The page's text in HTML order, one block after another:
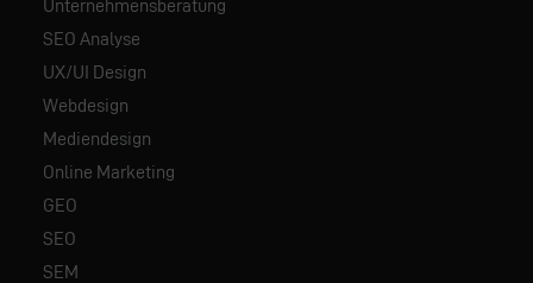
Unternehmensberatung
SEO Analyse
UX/UI Design
Webdesign
Mediendesign
Online Marketing
GEO
SEO
SEM